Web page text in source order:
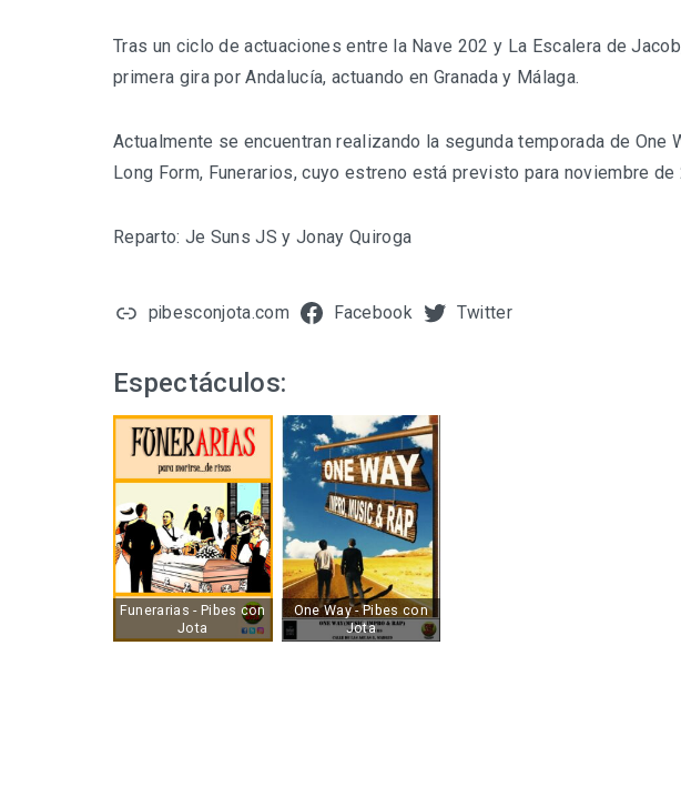
Tras un ciclo de actuaciones entre la Nave 202 y La Escalera de
primera gira por Andalucía, actuando en Granada y Málaga.
Actualmente se encuentran realizando la segunda temporada de One
Long Form, Funerarios, cuyo estreno está previsto para noviembre de
Reparto: Je Suns JS y Jonay Quiroga
pibesconjota.com Facebook Twitter
Espectáculos:
Funerarias - Pibes con
Jota
One Way - Pibes con
Jota